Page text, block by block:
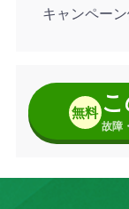
キャンペー
無料 こ
故障